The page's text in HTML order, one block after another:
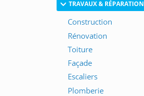
TRAVAUX & RÉPARATION